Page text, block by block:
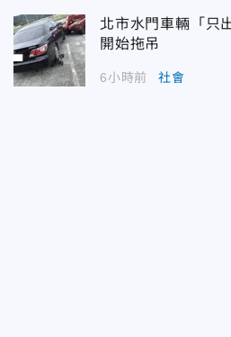
北市水門車輛「
開始拖吊
6小時前 社會